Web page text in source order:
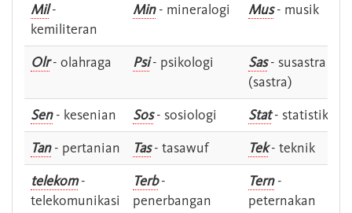
Mil-
kemiliteran
Min- mineralogi Mus- musik
Olr- olahraga Psi- psikologi Sas- susastra -
(sastra)
Sen- kesenian Sos- sosiologi Stat- statistik
Tan- pertanian Tas- tasawuf Tek- teknik
telekom-
telekomunikasi
Terb-
penerbangan
Tern-
peternakan